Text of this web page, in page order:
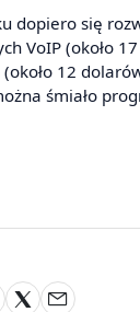
dopiero się
VoIP (około
12
śmiało